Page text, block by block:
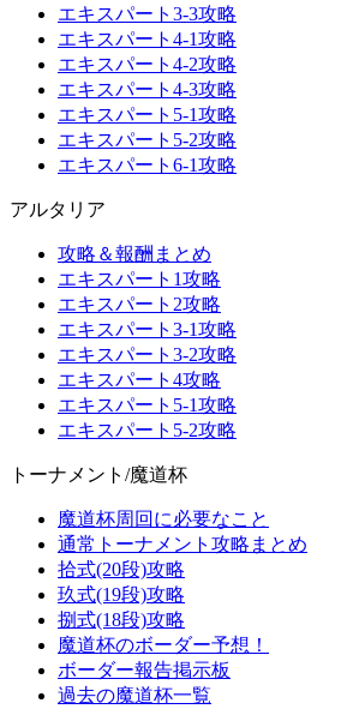
エキスパート3-3攻略
エキスパート4-1攻略
エキスパート4-2攻略
エキスパート4-3攻略
エキスパート5-1攻略
エキスパート5-2攻略
エキスパート6-1攻略
アルタリア
攻略＆報酬まとめ
エキスパート1攻略
エキスパート2攻略
エキスパート3-1攻略
エキスパート3-2攻略
エキスパート4攻略
エキスパート5-1攻略
エキスパート5-2攻略
トーナメント/魔道杯
魔道杯周回に必要なこと
通常トーナメント攻略まとめ
拾式(20段)攻略
玖式(19段)攻略
捌式(18段)攻略
魔道杯のボーダー予想！
ボーダー報告掲示板
過去の魔道杯一覧